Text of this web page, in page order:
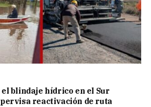
el blindaje hídrico en el Sur
reactivación de ruta